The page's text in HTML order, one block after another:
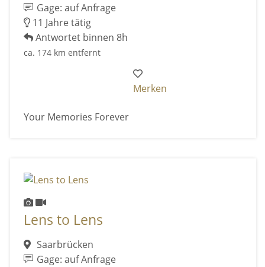
Gage: auf Anfrage
11 Jahre tätig
Antwortet binnen 8h
ca. 174 km entfernt
Merken
Your Memories Forever
Lens to Lens
Saarbrücken
Gage: auf Anfrage